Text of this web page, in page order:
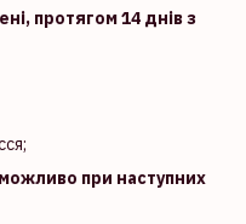
протягом 14 днів з
при наступних